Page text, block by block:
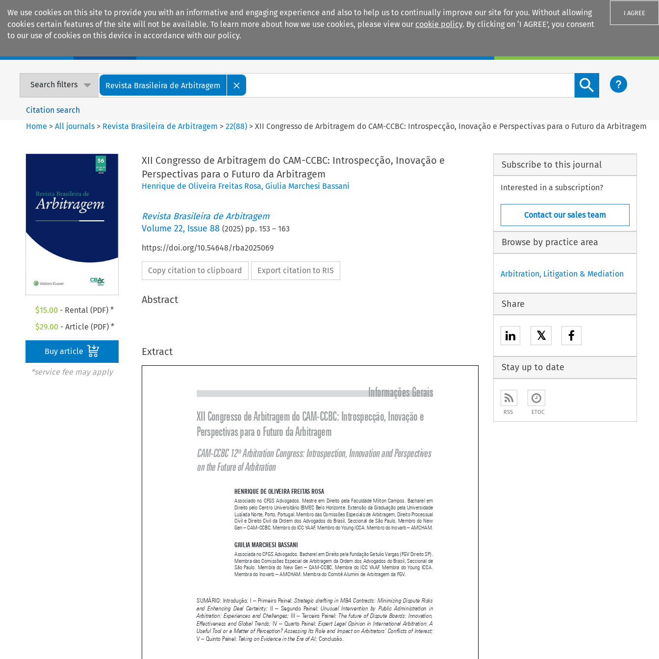
We use cookies on this site to provide you with an informative and engaging experience and also to help us to continually improve our site for you. Without allowing
cookies certain features of the site will not be available. To learn more about how we use cookies, please view our cookie policy. By clicking on ‘I AGREE’, you consent
to our use of cookies on this device in accordance with our policy.
I AGREE
Search filters Revista Brasileira de Arbitragem
Search content button
Citation search
Home >All journals > Revista Brasileira de Arbitragem >22(88) >XII Congresso de Arbitragem do CAM-CCBC: Introspecção, Inovação e Perspectivas para o Futuro da Arbitragem
$15.00 - Rental (PDF) *
$29.00 - Article (PDF) *
Buy article
*service fee may apply
XII Congresso de Arbitragem do CAM-CCBC: Introspecção, Inovação e
Perspectivas para o Futuro da Arbitragem
Henrique de Oliveira Freitas Rosa, Giulia Marchesi Bassani
Revista Brasileira de Arbitragem
Volume 22, Issue 88 (2025) pp. 153 – 163
https://doi.org/10.54648/rba2025069
Copy citation to clipboard Export citation to RIS
Abstract
Extract



 

















 
  

 
XII Congresso de Arbitragem do CAM-CCBC: Introspecção, Inovação e
Perspectivas para o Futuro da Arbitragem
CAM-CCBC 12th Arbitration Congress: Introspection, Innovation and Perspectives
on the Future of Arbitration
HENRIQUE DE OLIVEIRA FREITAS ROSA
Associado no CFGS Advogados. Mestre em Direito pela Faculdade Milton Campos. Bacharel em
Direito pelo Centro Universitário IBMEC Belo Horizonte. Extensão da Graduação pela Universidade
Gen – CAM-CCBC. Membro do ICC YAAF. Membro do Young ICCA. Membro do Inovarb – AMCHAM.
GIULIA MARCHESI BASSANI
Associada no CFGS Advogados. Bacharel em Direito pela Fundação Getulio Vargas (FGV Direito SP).
Membra das Comissões Especial de Arbitragem da Ordem dos Advogados do Brasil, Seccional de
São Paulo. Membra do New Gen – CAM-CCBC. Membra do ICC YAAF. Membra do Young ICCA.
SUMÁRIO: Introdução; I – Primeiro Painel: Strategic drafting in M&A Contracts: Minimizing Dispute Risks
and  Enhancing  Deal  Certainty;
  II  –  Segundo  Painel:
  Unusual  Intervention  by  Public  Administration  in
Arbitration:  Experiences  and  Challenges;
  III  –  Terceiro  Painel:
The  future  of  Dispute  Boards:  Innovation,
Effectiveness  and  Global  Trends; IV  –  Quarto  Painel: Expert  Legal  Opinion  in  International  Arbitration:  A
Useful Tool or a Matter of Perception? Assessing Its Role and Impact on Arbitrators’ Conflicts of Interest;
V – Quinto Painel: Taking on Evidence in the Era of AI; Conclusão.
Subscribe to this journal
Interested in a subscription?
Contact our sales team
Browse by practice area
Arbitration, Litigation & Mediation
Share
𝕏
Stay up to date
RSS ETOC